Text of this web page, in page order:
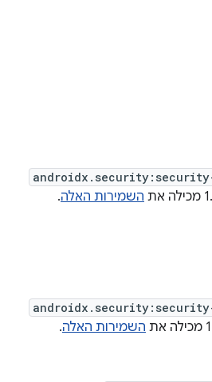
השמירות האלה.
השמירות האלה.